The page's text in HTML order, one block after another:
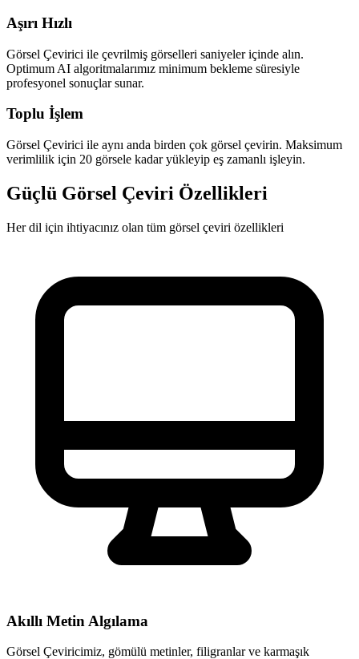
Aşırı Hızlı
Görsel Çevirici ile çevrilmiş görselleri saniyeler içinde alın.
Optimum AI algoritmalarımız minimum bekleme süresiyle
profesyonel sonuçlar sunar.
Toplu İşlem
Görsel Çevirici ile aynı anda birden çok görsel çevirin. Maksimum
verimlilik için 20 görsele kadar yükleyip eş zamanlı işleyin.
Güçlü Görsel Çeviri Özellikleri
Her dil için ihtiyacınız olan tüm görsel çeviri özellikleri
Akıllı Metin Algılama
Görsel Çeviricimiz, gömülü metinler, filigranlar ve karmaşık